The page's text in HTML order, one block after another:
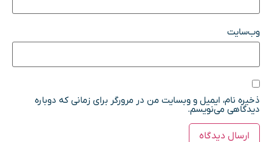
وب‌سایت
ذخیره نام، ایمیل و وبسایت من در مرورگر برای زمانی که دوباره
دیدگاهی می‌نویسم.